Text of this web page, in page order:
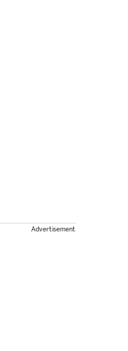
Advertisement